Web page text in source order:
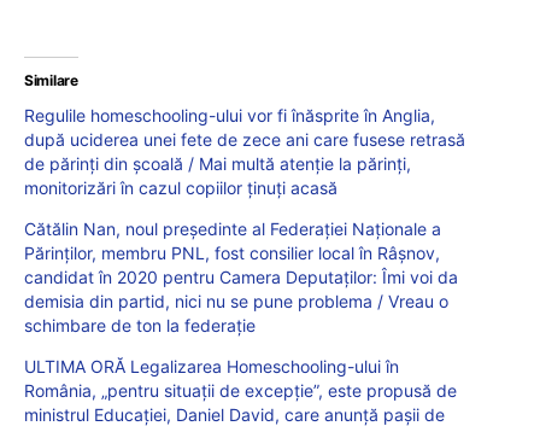
Similare
Regulile homeschooling-ului vor fi înăsprite în Anglia,
după uciderea unei fete de zece ani care fusese retrasă
de părinți din școală / Mai multă atenție la părinți,
monitorizări în cazul copiilor ținuți acasă
Cătălin Nan, noul președinte al Federației Naționale a
Părinților, membru PNL, fost consilier local în Râșnov,
candidat în 2020 pentru Camera Deputaților: Îmi voi da
demisia din partid, nici nu se pune problema / Vreau o
schimbare de ton la federație
ULTIMA ORĂ Legalizarea Homeschooling-ului în
România, „pentru situații de excepție”, este propusă de
ministrul Educației, Daniel David, care anunță pașii de